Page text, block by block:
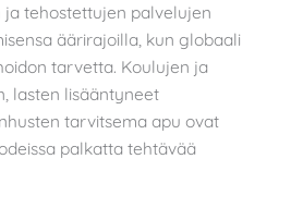
ja tehostettujen palvelujen
äärirajoilla, kun globaali
tarvetta. Koulujen ja
lasten lisääntyneet
tarvitsema apu ovat
palkatta tehtävää